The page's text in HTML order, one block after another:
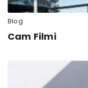
Blog
Cam Filmi